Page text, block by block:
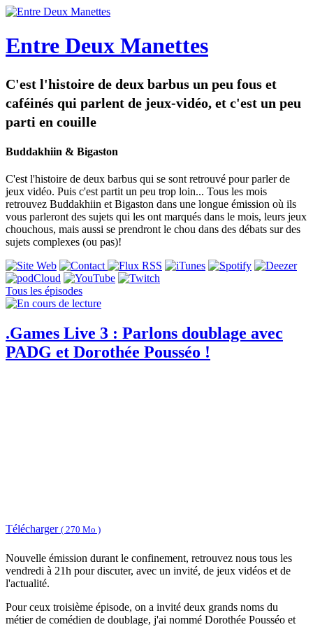
Entre Deux Manettes
C'est l'histoire de deux barbus un peu fous et
caféinés qui parlent de jeux-vidéo, et c'est un peu
parti en couille
Buddakhiin & Bigaston
C'est l'histoire de deux barbus qui se sont retrouvé pour parler de
jeux vidéo. Puis c'est partit un peu trop loin... Tous les mois
retrouvez Buddakhiin et Bigaston dans une longue émission où ils
vous parleront des sujets qui les ont marqués dans le mois, leurs jeux
chouchous, mais aussi se prendront le chou dans des débats sur des
sujets complexes (ou pas)!
Tous les épisodes
.Games Live 3 : Parlons doublage avec
PADG et Dorothée Pousséo !
Télécharger ( 270 Mo )
Nouvelle émission durant le confinement, retrouvez nous tous les
vendredi à 21h pour discuter, avec un invité, de jeux vidéos et de
l'actualité.
Pour ceux troisième épisode, on a invité deux grands noms du
métier de comédien de doublage, j'ai nommé Dorothée Pousséo et